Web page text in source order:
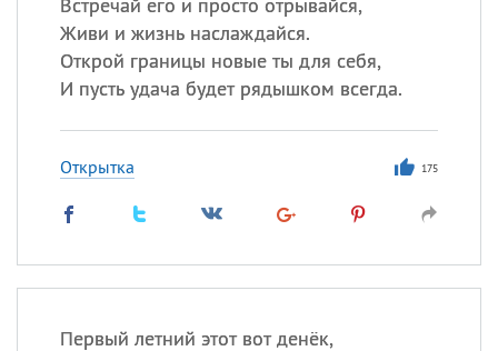
Живи и жизнь наслаждайся.
Открой границы новые ты для себя,
И пусть удача будет рядышком всегда.
Открытка 175
Первый летний этот вот денёк,